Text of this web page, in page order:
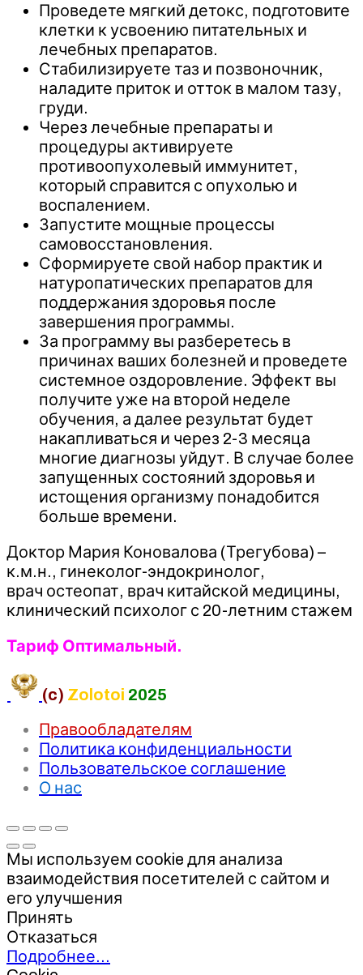
Проведете мягкий детокс, подготовите
клетки к усвоению питательных и
лечебных препаратов.
Стабилизируете таз и позвоночник,
наладите приток и отток в малом тазу,
груди.
Через лечебные препараты и
процедуры активируете
противоопухолевый иммунитет,
который справится с опухолью и
воспалением.
Запустите мощные процессы
самовосстановления.
Сформируете свой набор практик и
натуропатических препаратов для
поддержания здоровья после
завершения программы.
За программу вы разберетесь в
причинах ваших болезней и проведете
системное оздоровление. Эффект вы
получите уже на второй неделе
обучения, а далее результат будет
накапливаться и через 2-3 месяца
многие диагнозы уйдут. В случае более
запущенных состояний здоровья и
истощения организму понадобится
больше времени.
Доктор Мария Коновалова (Трегубова) –
к.м.н., гинеколог-эндокринолог,
врач остеопат, врач китайской медицины,
клинический психолог с 20-летним стажем
Тариф Оптимальный.
(c) Zolotoi 2025
Правообладателям
Политика конфиденциальности
Пользовательское соглашение
О нас
Мы используем cookie для анализа
взаимодействия посетителей с сайтом и
его улучшения
Принять
Отказаться
Подробнее…